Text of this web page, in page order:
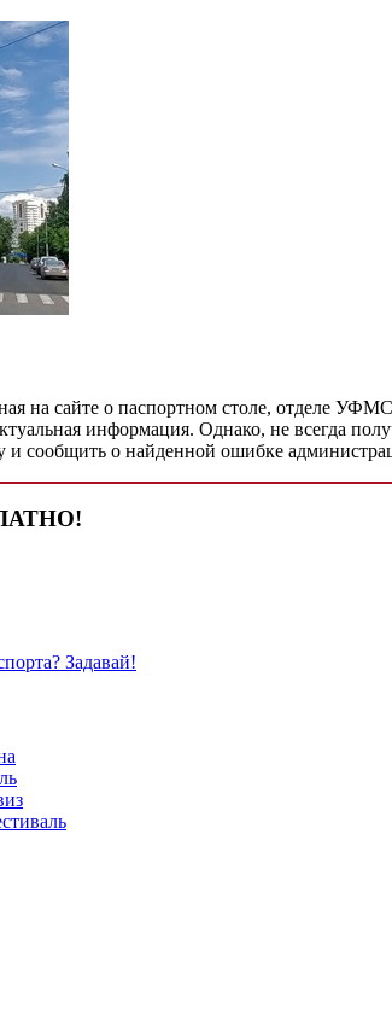
на сайте о паспортном столе, отделе
информация. Однако, не всегда
и сообщить о найденной ошибке
Задавай!